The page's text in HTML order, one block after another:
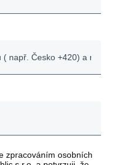
zpracováním osobních